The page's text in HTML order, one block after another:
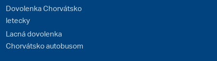
Dovolenka Chorvátsko
letecky
Lacná dovolenka
Chorvátsko autobusom